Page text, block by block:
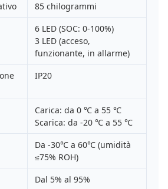
85 chilogrammi
6 LED (SOC: 0-100%)
3 LED (acceso,
funzionante, in allarme)
IP20
Carica: da 0 ℃ a 55 ℃
Scarica: da -20 ℃ a 55 ℃
Da -30℃ a 60℃ (umidità
≤75% ROH)
Dal 5% al ​​95%